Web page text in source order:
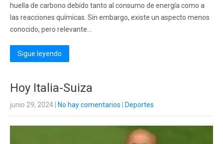
huella de carbono debido tanto al consumo de energía como a
las reacciones químicas. Sin embargo, existe un aspecto menos
conocido, pero relevante...
Sigue leyendo
Hoy Italia-Suiza
junio 29, 2024 No hay comentarios Deportes